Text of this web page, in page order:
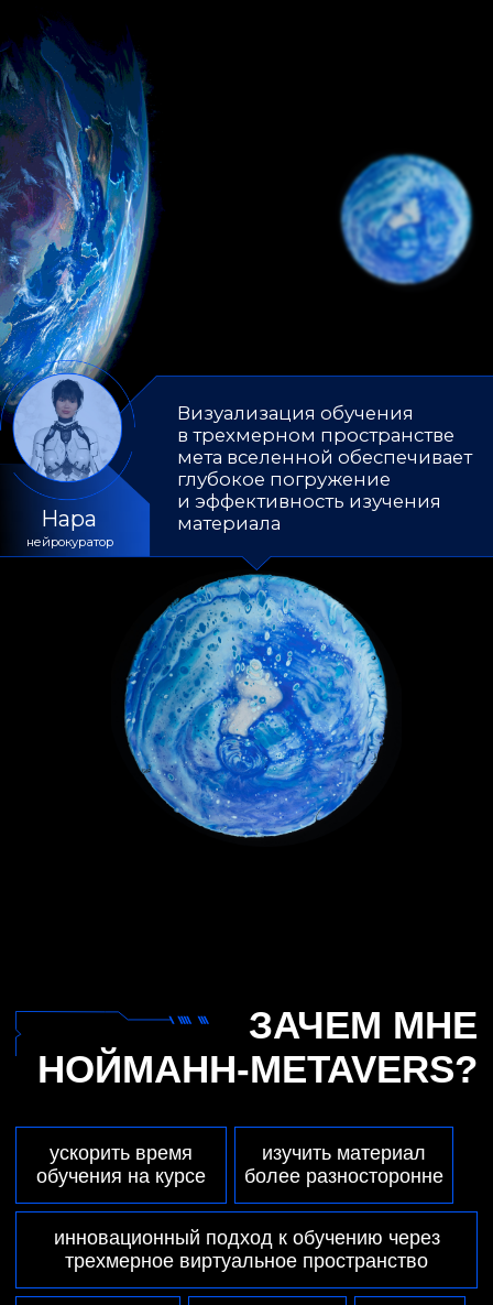
и эффективность изучения
материала
Нара
нейрокуратор
ЗАЧЕМ МНЕ
НОЙМАНН-METAVERS?
ускорить время
обучения на курсе
изучить материал
более разносторонне
геймификация
материала
разнообразие в
процессе обучения
инновационный подход к обучению через
трехмерное виртуальное пространство
простота
подписки
удобство
использования
приложения
НЕЙРОКУРАТОР